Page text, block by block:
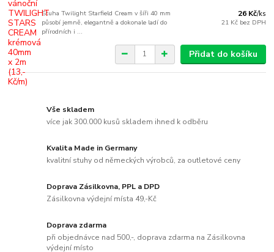
Stuha Twilight Starfield Cream v šíři 40 mm
působí jemně, elegantně a dokonale ladí do
přírodních i ...
26 Kč/ks
21 Kč bez DPH
Přidat do košíku
Vše skladem
více jak 300.000 kusů skladem ihned k odběru
Kvalita Made in Germany
kvalitní stuhy od německých výrobců, za outletové ceny
Doprava Zásilkovna, PPL a DPD
Zásilkovna výdejní místa 49,-Kč
Doprava zdarma
při objednávce nad 500,-, doprava zdarma na Zásilkovna
výdejní místo